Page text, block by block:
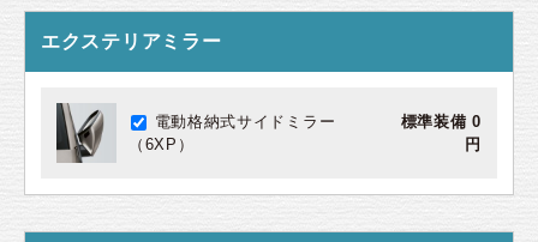
エクステリアミラー
電動格納式サイドミラー
（6XP）
標準装備 0
円